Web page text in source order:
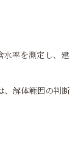
水率を測定し、建
、解体範囲の判断